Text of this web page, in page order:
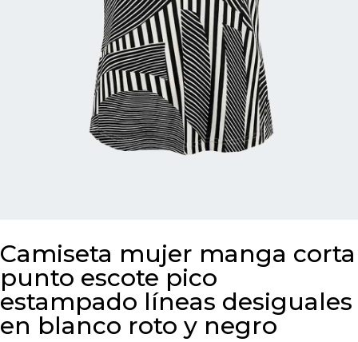
Camiseta mujer manga corta
punto escote pico
estampado líneas desiguales
en blanco roto y negro